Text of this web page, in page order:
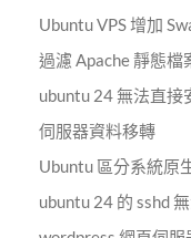
Ubuntu VPS 增加
過濾 Apache 靜態檔
ubuntu 24 無法直接
伺服器資料移轉
Ubuntu 區分系統原
ubuntu 24 的 sshd